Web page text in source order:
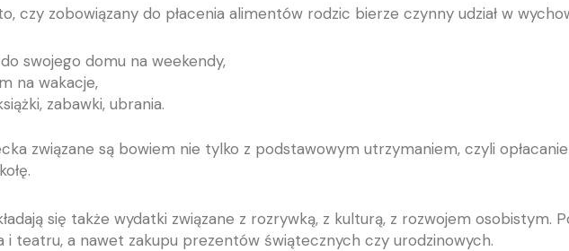
czy zobowiązany do płacenia alimentów rodzic bierze czynny udział w
swojego domu na weekendy,
na wakacje,
zabawki, ubrania.
związane są bowiem nie tylko z podstawowym utrzymaniem, czyli
się także wydatki związane z rozrywką, z kulturą, z rozwojem osobistym.
i teatru, a nawet zakupu prezentów świątecznych czy urodzinowych.